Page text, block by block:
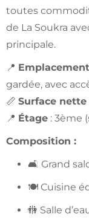
toutes
de La Soukra
principale.
📍
gardée, avec
📏 Surface nette
📍 Étage : 3ème
Composition :
🛋️ Grand
🍽️ Cuisine
🚻 Salle